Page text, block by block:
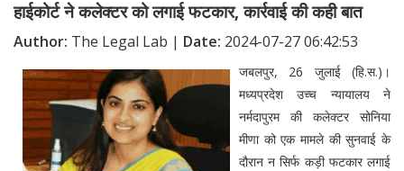
हाईकोर्ट ने कलेक्टर को लगाई फटकार, कार्रवाई की कही बात
Author: The Legal Lab | Date: 2024-07-27 06:42:53
जबलपुर, 26 जुलाई (हि.स.)।
मध्यप्रदेश उच्च न्यायालय ने
नर्मदापुरम की कलेक्टर सोनिया
मीणा को एक मामले की सुनवाई के
दौरान न सिर्फ कड़ी फटकार लगाई